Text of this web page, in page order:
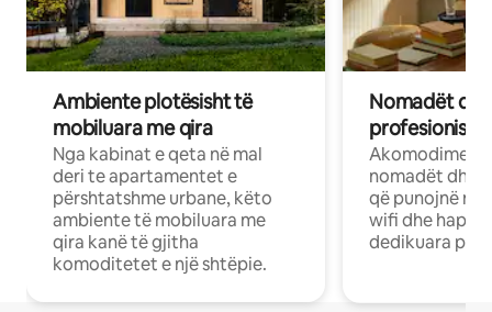
Ambiente plotësisht të
mobiluara me qira
Nga kabinat e qeta në mal
deri te apartamentet e
përshtatshme urbane, këto
ambiente të mobiluara me
qira kanë të gjitha
komoditetet e një shtëpie.
Nomadët
Akomodime
nomadët dhe
që punojnë në
wifi dhe
dedikuara